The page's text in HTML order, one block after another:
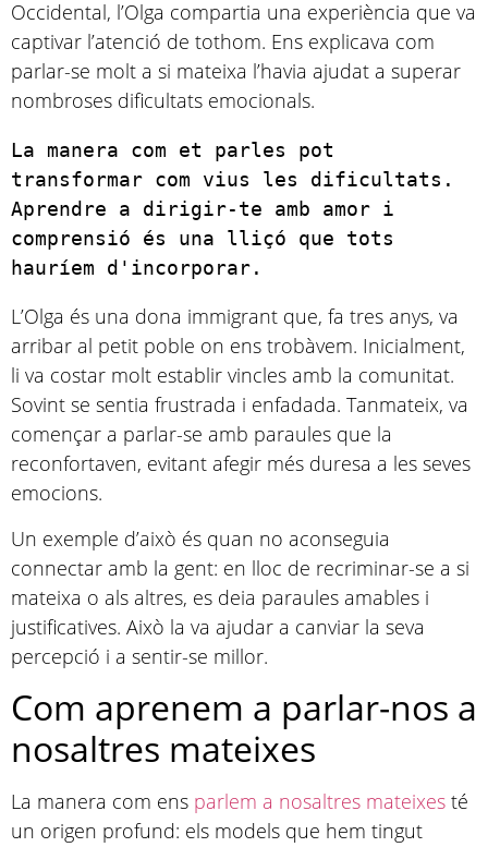
Occidental, l’Olga compartia una experiència que va
captivar l’atenció de tothom. Ens explicava com
parlar-se molt a si mateixa l’havia ajudat a superar
nombroses dificultats emocionals.
La manera com et parles pot
transformar com vius les dificultats.
Aprendre a dirigir-te amb amor i
comprensió és una lliçó que tots
hauríem d'incorporar.
L’Olga és una dona immigrant que, fa tres anys, va
arribar al petit poble on ens trobàvem. Inicialment,
li va costar molt establir vincles amb la comunitat.
Sovint se sentia frustrada i enfadada. Tanmateix, va
començar a parlar-se amb paraules que la
reconfortaven, evitant afegir més duresa a les seves
emocions.
Un exemple d’això és quan no aconseguia
connectar amb la gent: en lloc de recriminar-se a si
mateixa o als altres, es deia paraules amables i
justificatives. Això la va ajudar a canviar la seva
percepció i a sentir-se millor.
Com aprenem a parlar-nos a
nosaltres mateixes
La manera com ens parlem a nosaltres mateixes té
un origen profund: els models que hem tingut